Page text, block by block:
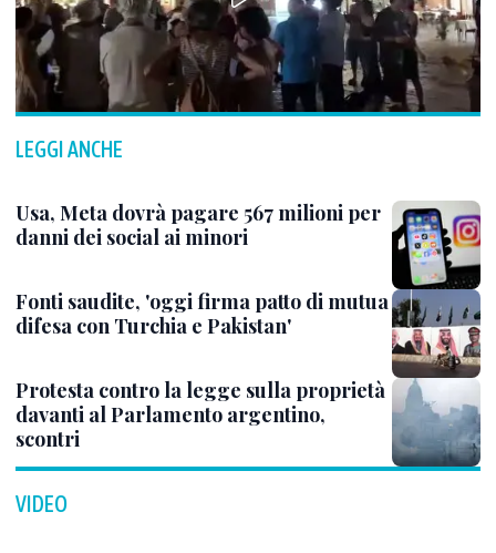
LEGGI ANCHE
Usa, Meta dovrà pagare 567 milioni per
danni dei social ai minori
Fonti saudite, 'oggi firma patto di mutua
difesa con Turchia e Pakistan'
Protesta contro la legge sulla proprietà
davanti al Parlamento argentino,
scontri
VIDEO